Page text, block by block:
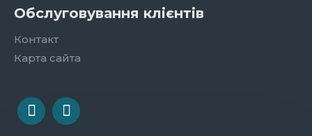
Обслуговування клієнтів
Контакт
Карта сайта